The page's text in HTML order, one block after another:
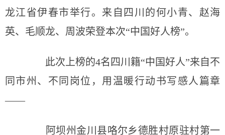
龙江省伊春市举行。来自四川的何小青、赵海
英、毛顺龙、周波荣登本次“中国好人榜”。
此次上榜的4名四川籍“中国好人”来自不
同市州、不同岗位，用温暖行动书写感人篇章
——
阿坝州金川县咯尔乡德胜村原驻村第一